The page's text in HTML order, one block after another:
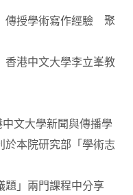
經驗 聚
李立峯教
文大學新聞與傳播學
於本院研究部「學術志
題」兩門課程中分享